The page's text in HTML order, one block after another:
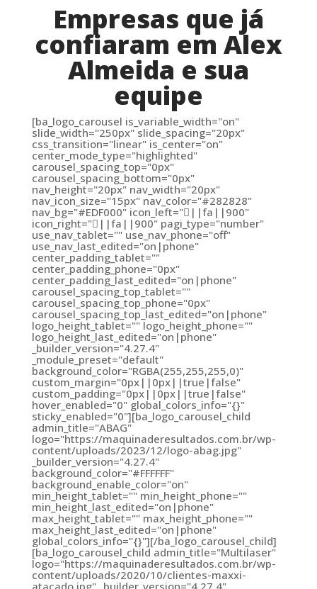
Empresas que já
confiaram em Alex
Almeida e sua
equipe
[ba_logo_carousel is_variable_width="on"
slide_width="250px" slide_spacing="20px"
css_transition="linear" is_center="on"
center_mode_type="highlighted"
carousel_spacing_top="0px"
carousel_spacing_bottom="0px"
nav_height="20px" nav_width="20px"
nav_icon_size="15px" nav_color="#282828"
nav_bg="#EDF000" icon_left="||fa||900"
icon_right="||fa||900" pagi_type="number"
use_nav_tablet="" use_nav_phone="off"
use_nav_last_edited="on|phone"
center_padding_tablet=""
center_padding_phone="0px"
center_padding_last_edited="on|phone"
carousel_spacing_top_tablet=""
carousel_spacing_top_phone="0px"
carousel_spacing_top_last_edited="on|phone"
logo_height_tablet="" logo_height_phone=""
logo_height_last_edited="on|phone"
_builder_version="4.27.4"
_module_preset="default"
background_color="RGBA(255,255,255,0)"
custom_margin="0px||0px||true|false"
custom_padding="0px||0px||true|false"
hover_enabled="0" global_colors_info="{}"
sticky_enabled="0"][ba_logo_carousel_child
admin_title="ABAG"
logo="https://maquinaderesultados.com.br/wp-
content/uploads/2023/12/logo-abag.jpg"
_builder_version="4.27.4"
background_color="#FFFFFF"
background_enable_color="on"
min_height_tablet="" min_height_phone=""
min_height_last_edited="on|phone"
max_height_tablet="" max_height_phone=""
max_height_last_edited="on|phone"
global_colors_info="{}"][/ba_logo_carousel_child]
[ba_logo_carousel_child admin_title="Multilaser"
logo="https://maquinaderesultados.com.br/wp-
content/uploads/2020/10/clientes-maxxi-
atacado.jpg" _builder_version="4.27.4"